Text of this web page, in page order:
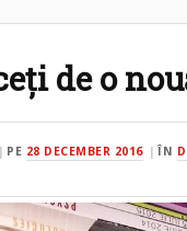
de o
PE 28 DECEMBER 2016 ÎN